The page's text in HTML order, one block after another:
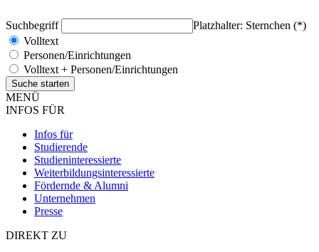
Suchbegriff
Platzhalter: Sternchen (*)
Volltext
Personen/Einrichtungen
Volltext + Personen/Einrichtungen
MENÜ
INFOS FÜR
Infos für
Studierende
Studieninteressierte
Weiterbildungsinteressierte
Fördernde & Alumni
Unternehmen
Presse
DIREKT ZU